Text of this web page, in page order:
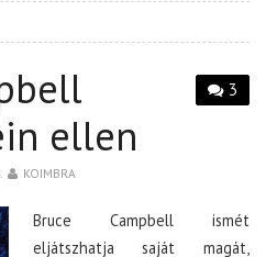
3
ellen
KOIMBRA
Bruce Campbell ismét
eljátszhatja saját magát,